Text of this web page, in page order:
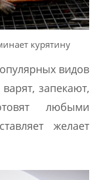
курятину
видов
запекают,
любыми
желает